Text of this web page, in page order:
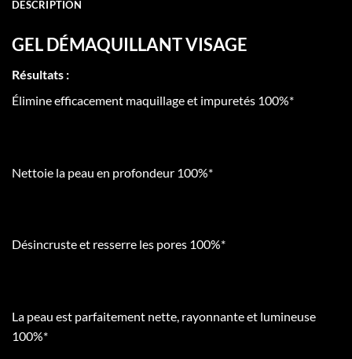
DESCRIPTION
GEL DÉMAQUILLANT VISAGE
Résultats :
Élimine efficacement maquillage et impuretés 100%*
Nettoie la peau en profondeur 100%*
Désincruste et resserre les pores 100%*
La peau est parfaitement nette, rayonnante et lumineuse
100%*